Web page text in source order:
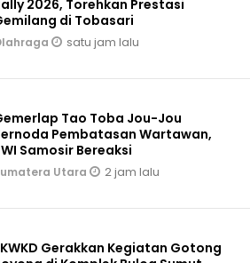
2026, Torehkan Prestasi
di Tobasari
satu jam lalu
Tao Toba Jou-Jou
Pembatasan Wartawan,
Samosir Bereaksi
Utara 2 jam lalu
Gerakkan Kegiatan Gotong